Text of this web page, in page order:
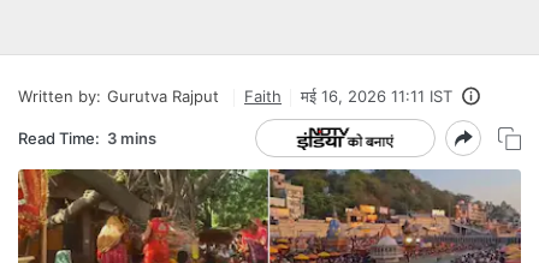
Written by: Gurutva Rajput Faith मई 16, 2026 11:11 IST
Read Time: 3 mins